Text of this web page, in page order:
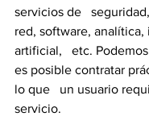
servicios de
red, software,
artificial,   etc.
es posible contratar
lo que   un usuario
servicio.